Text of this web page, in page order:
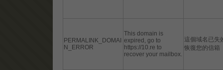
PERMALINK_DOMAI
N_ERROR
This domain is
expired, go to
https://10.re to
recover your mailbox.
這個域名已失
恢復您的信箱